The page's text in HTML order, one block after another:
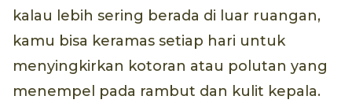
kalau lebih sering berada di luar ruangan,
kamu bisa keramas setiap hari untuk
menyingkirkan kotoran atau polutan yang
menempel pada rambut dan kulit kepala.